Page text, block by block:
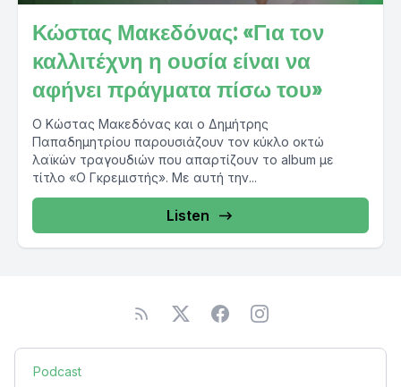
Κώστας Μακεδόνας: «Για τον
καλλιτέχνη η ουσία είναι να
αφήνει πράγματα πίσω του»
Ο Κώστας Μακεδόνας και ο Δημήτρης
Παπαδημητρίου παρουσιάζουν τον κύκλο οκτώ
λαϊκών τραγουδιών που απαρτίζουν το album με
τίτλο «Ο Γκρεμιστής». Με αυτή την...
Listen
Podcast